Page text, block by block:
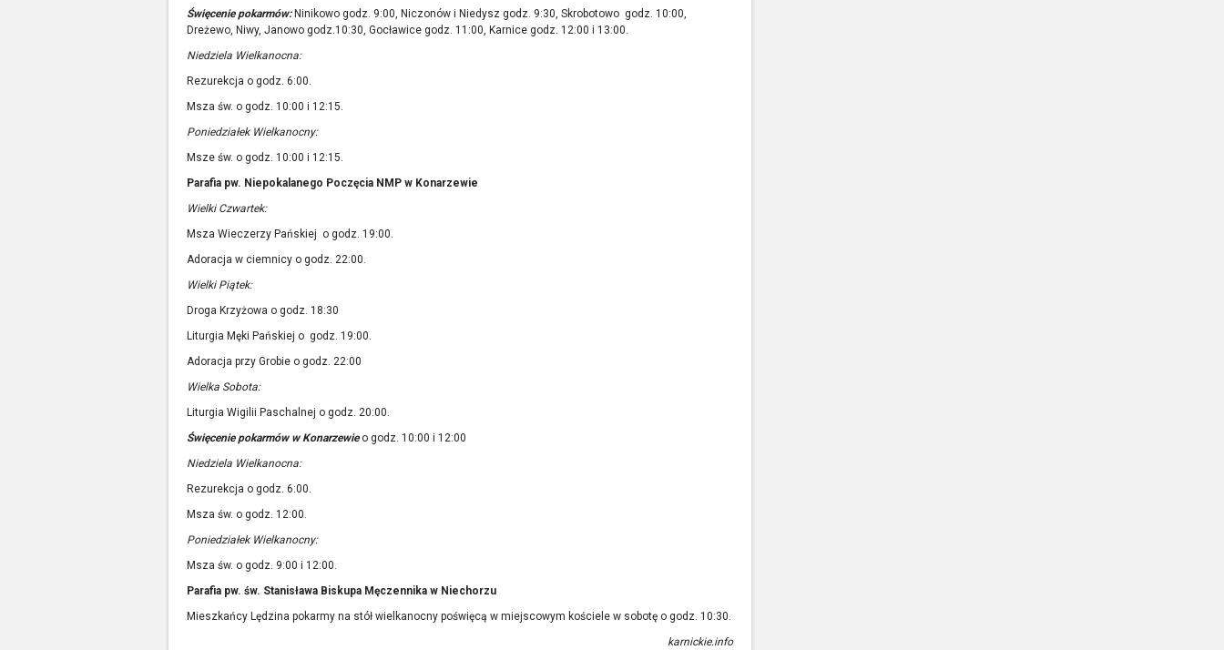
Święcenie pokarmów:Ninikowo godz. 9:00, Niczonów i Niedysz godz. 9:30, Skrobotowo godz. 10:00,
Dreżewo, Niwy, Janowo godz.10:30, Gocławice godz. 11:00, Karnice godz. 12:00 i 13:00.
Niedziela Wielkanocna:
Rezurekcja o godz. 6:00.
Msza św. o godz. 10:00 i 12:15.
Poniedziałek Wielkanocny:
Msze św. o godz. 10:00 i 12:15.
Parafia pw. Niepokalanego Poczęcia NMP w Konarzewie
Wielki Czwartek:
Msza Wieczerzy Pańskiej o godz. 19:00.
Adoracja w ciemnicy o godz. 22:00.
Wielki Piątek:
Droga Krzyżowa o godz. 18:30
Liturgia Męki Pańskiej o godz. 19:00.
Adoracja przy Grobie o godz. 22:00
Wielka Sobota:
Liturgia Wigilii Paschalnej o godz. 20:00.
Święcenie pokarmów w Konarzewieo godz. 10:00 i 12:00
Niedziela Wielkanocna:
Rezurekcja o godz. 6:00.
Msza św. o godz. 12:00.
Poniedziałek Wielkanocny:
Msza św. o godz. 9:00 i 12:00.
Parafia pw. św. Stanisława Biskupa Męczennika w Niechorzu
Mieszkańcy Lędzina pokarmy na stół wielkanocny poświęcą w miejscowym kościele w sobotę o godz. 10:30.
karnickie.info